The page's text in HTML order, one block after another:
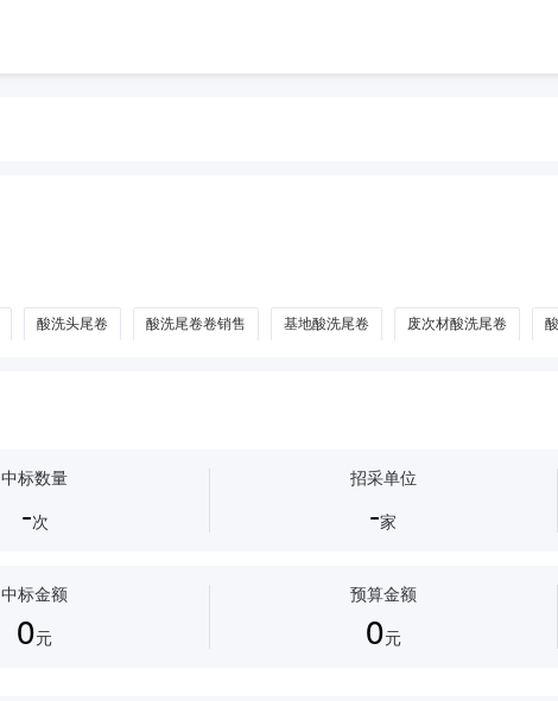
酸洗头尾卷 酸洗尾卷卷销售 基地酸洗尾卷 废次材酸洗尾卷
中标数量
-次
招采单位
-家
中标金额
0元
预算金额
0元